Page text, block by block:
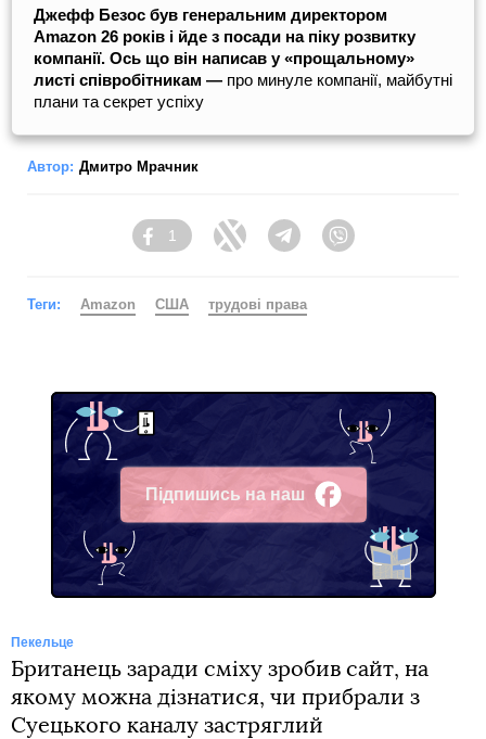
Джефф Безос був генеральним директором
Amazon 26 років і йде з посади на піку розвитку
компанії. Ось що він написав у «прощальному»
листі співробітникам — про минуле компанії, майбутні
плани та секрет успіху
Автор: Дмитро Мрачник
Facebook
1
Twitter Telegram
Теги: Amazon США трудові права
Підпишись на наш
Facebook
Пекельце
Британець заради сміху зробив сайт, на
якому можна дізнатися, чи прибрали з
Суецького каналу застряглий